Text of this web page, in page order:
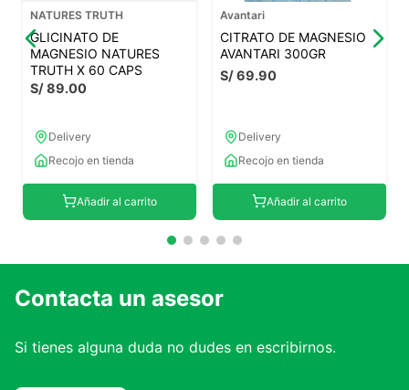
NATURES TRUTH
GLICINATO DE
MAGNESIO NATURES
TRUTH X 60 CAPS
S/89.00
Delivery
Recojo en tienda
Añadir al carrito
Avantari
CITRATO DE MAGNESIO
AVANTARI 300GR
S/69.90
Delivery
Recojo en tienda
Añadir al carrito
Contacta un asesor
Si tienes alguna duda no dudes en escribirnos.